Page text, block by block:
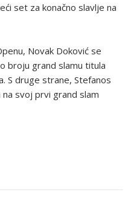
set za konačno slavlje na
Novak Doković se
broju grand slamu titula
S druge strane, Stefanos
svoj prvi grand slam